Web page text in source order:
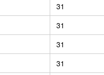
31
31
31
31